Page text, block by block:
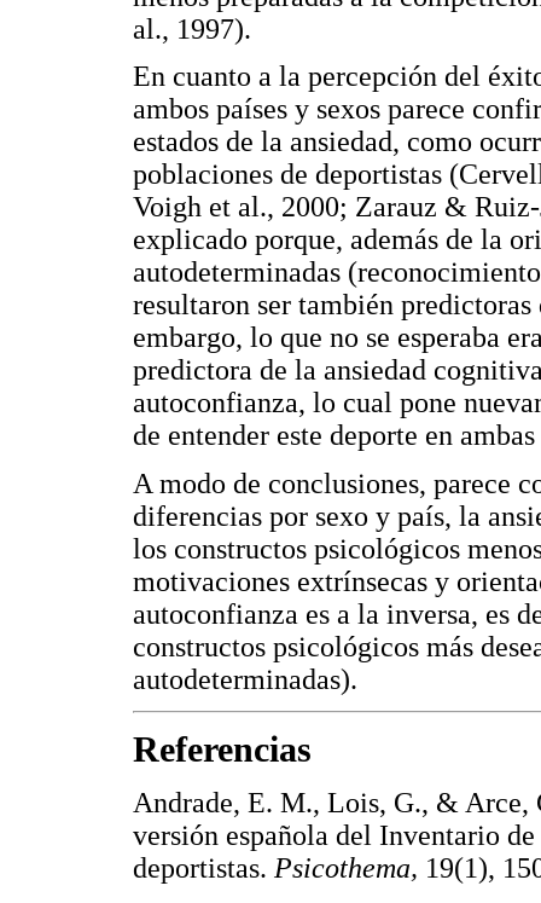
al., 1997).
En cuanto a la percepción del
ambos países y sexos parece
estados de la ansiedad, como
poblaciones de deportistas
Voigh et al., 2000; Zarauz &
explicado porque, además de la
autodeterminadas
resultaron ser también
embargo, lo que no se esperaba
predictora de la ansiedad
autoconfianza, lo cual pone
de entender este deporte en
A modo de conclusiones, parece
diferencias por sexo y país, la
los constructos psicológicos
motivaciones extrínsecas y
autoconfianza es a la inversa, es
constructos psicológicos más
autodeterminadas).
Referencias
Andrade, E. M., Lois, G., & Arce,
versión española del Inventario
deportistas. Psicothema, 19(1),